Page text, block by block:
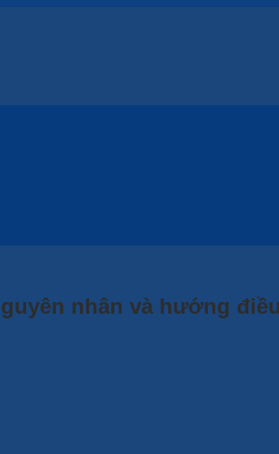
và hướng điều trị an toàn,